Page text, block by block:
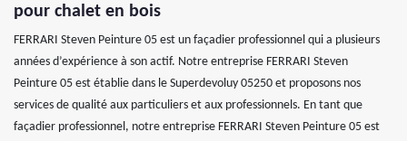
pour chalet en bois
FERRARI Steven Peinture 05 est un façadier professionnel qui a plusieurs
années d’expérience à son actif. Notre entreprise FERRARI Steven
Peinture 05 est établie dans le Superdevoluy 05250 et proposons nos
services de qualité aux particuliers et aux professionnels. En tant que
façadier professionnel, notre entreprise FERRARI Steven Peinture 05 est